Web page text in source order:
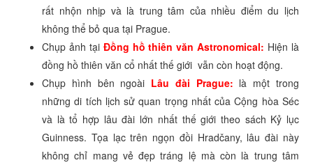
rất nhộn nhịp và là trung tâm của nhiều điểm du lịch
không thể bỏ qua tại Prague.
Chụp ảnh tại Đồng hồ thiên văn Astronomical: Hiện là
đồng hồ thiên văn cổ nhất thế giới vẫn còn hoạt động.
Chụp hình bên ngoài Lâu đài Prague: là một trong
những di tích lịch sử quan trọng nhất của Cộng hòa Séc
và là tổ hợp lâu đài lớn nhất thế giới theo sách Kỷ lục
Guinness. Tọa lạc trên ngọn đồi Hradčany, lâu đài này
không chỉ mang vẻ đẹp tráng lệ mà còn là trung tâm